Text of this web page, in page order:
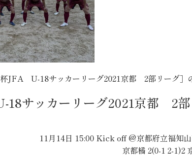
JFA U-18サッカーリーグ2021京都 2部リーグ］
18サッカーリーグ2021京都 2
11月14日 15:00 Kick off @京都府立福知
京都橘 2(0-1 2-1)2